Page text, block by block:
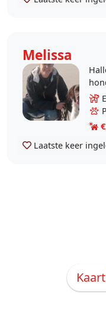
Melissa
veel..
Laatste keer
Kaart